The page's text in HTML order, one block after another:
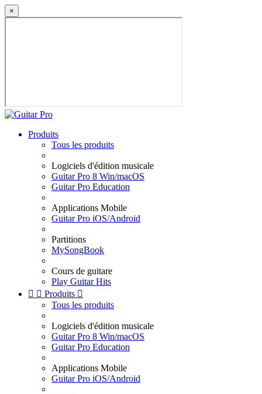
×
Produits
Tous les produits
Logiciels d'édition musicale
Guitar Pro 8 Win/macOS
Guitar Pro Education
Applications Mobile
Guitar Pro iOS/Android
Partitions
MySongBook
Cours de guitare
Play Guitar Hits
  Produits 
Tous les produits
Logiciels d'édition musicale
Guitar Pro 8 Win/macOS
Guitar Pro Education
Applications Mobile
Guitar Pro iOS/Android